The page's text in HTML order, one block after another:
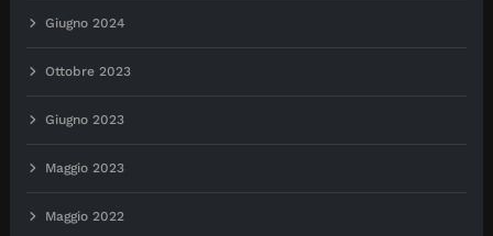
Giugno 2024
Ottobre 2023
Giugno 2023
Maggio 2023
Maggio 2022